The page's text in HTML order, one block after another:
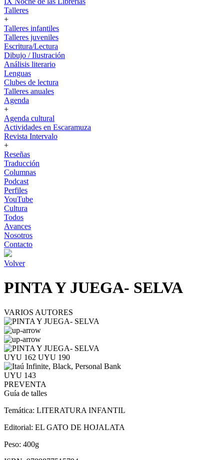
Talleres
+
Talleres infantiles
Talleres juveniles
Escritura/Lectura
Dibujo / Ilustración
Análisis literario
Lenguas
Clubes de lectura
Talleres anuales
Agenda
+
Agenda cultural
Actividades en Escaramuza
Revista Intervalo
+
Reseñas
Traducción
Columnas
Podcast
Perfiles
YouTube
Cultura
Todos
Avances
Nosotros
Contacto
Volver
PINTA Y JUEGA- SELVA
VARIOS AUTORES
UYU 162 UYU 190
UYU 143
PREVENTA
Guía de talles
Temática: LITERATURA INFANTIL
Editorial: EL GATO DE HOJALATA
Peso: 400g